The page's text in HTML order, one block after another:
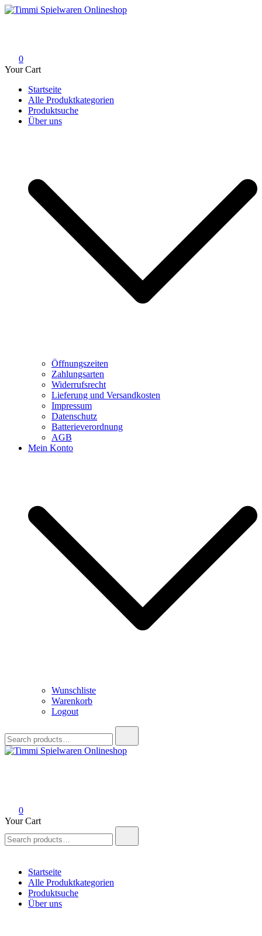
Skip
0
Your Cart
Startseite
Alle Produktkategorien
Produktsuche
Über uns
Öffnungszeiten
Zahlungsarten
Widerrufsrecht
Lieferung und Versandkosten
Impressum
Datenschutz
Batterieverordnung
AGB
Mein Konto
Wunschliste
Warenkorb
Logout
for:
0
Your Cart
for:
Startseite
Alle Produktkategorien
Produktsuche
Über uns